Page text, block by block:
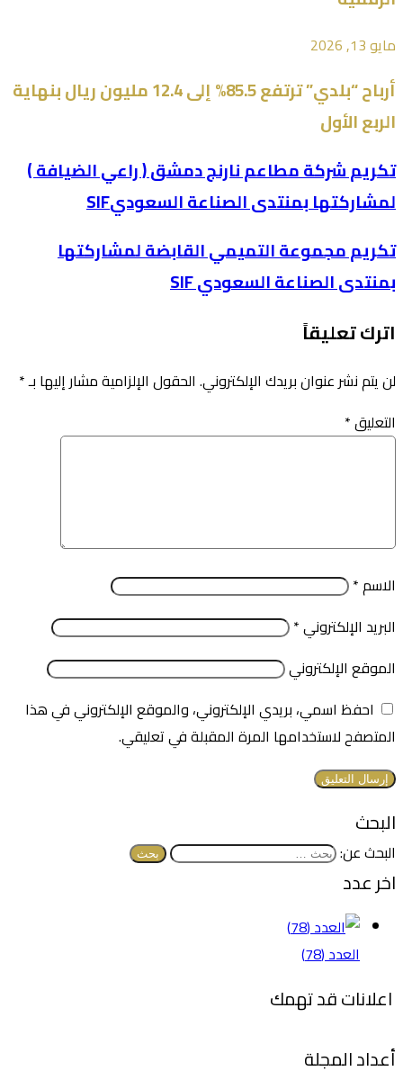
مايو 13, 2026
أرباح “بلدي” ترتفع 85.5% إلى 12.4 مليون ريال بنهاية
الربع الأول
تكريم شركة مطاعم نارنج دمشق ( راعي الضيافة )
لمشاركتها بمنتدى الصناعة السعوديSIF
تكريم مجموعة التميمي القابضة لمشاركتها
بمنتدى الصناعة السعودي SIF
اترك تعليقاً
لن يتم نشر عنوان بريدك الإلكتروني. الحقول الإلزامية مشار إليها بـ*
التعليق*
الاسم*
البريد الإلكتروني*
الموقع الإلكتروني
احفظ اسمي، بريدي الإلكتروني، والموقع الإلكتروني في هذا
المتصفح لاستخدامها المرة المقبلة في تعليقي.
البحث
البحث عن:
اخر عدد
العدد (78)
اعلانات قد تهمك
أعداد المجلة